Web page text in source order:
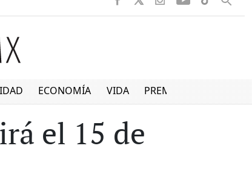
ECONOMÍA VIDA PREMIUM
el 15 de